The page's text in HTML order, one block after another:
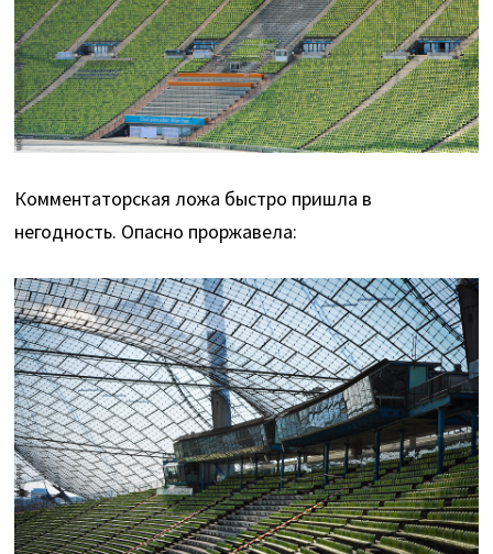
Комментаторская ложа быстро пришла в
негодность. Опасно проржавела: